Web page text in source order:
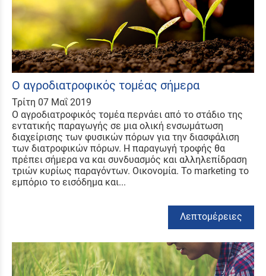
Ο αγροδιατροφικός τομέας σήμερα
Τρίτη 07 Μαΐ 2019
Ο αγροδιατροφικός τομέα περνάει από το στάδιο της
εντατικής παραγωγής σε μια ολική ενσωμάτωση
διαχείρισης των φυσικών πόρων για την διασφάλιση
των διατροφικών πόρων. Η παραγωγή τροφής θα
πρέπει σήμερα να και συνδυασμός και αλληλεπίδραση
τριών κυρίως παραγόντων. Οικονομία. Το marketing το
εμπόριο το εισόδημα και...
Λεπτομέρειες